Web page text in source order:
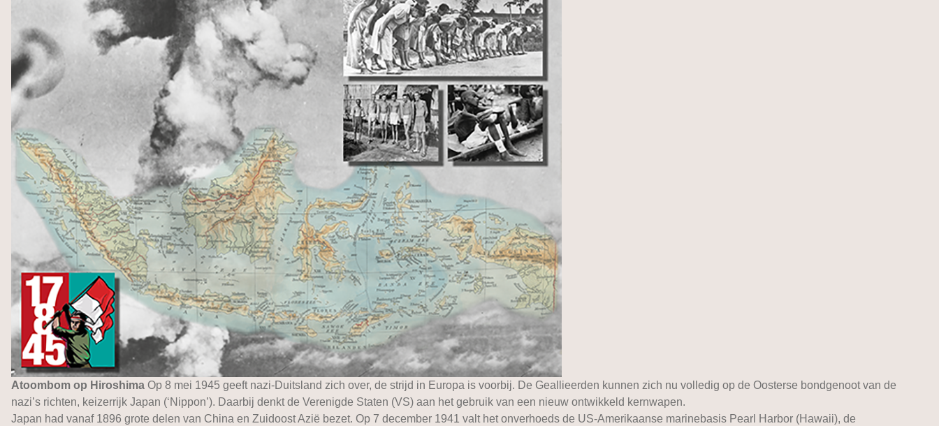
Atoombom op Hiroshima Op 8 mei 1945 geeft nazi-Duitsland zich over, de strijd in Europa is voorbij. De Geallieerden kunnen zich nu volledig op de Oosterse bondgenoot van de
nazi’s richten, keizerrijk Japan (‘Nippon’). Daarbij denkt de Verenigde Staten (VS) aan het gebruik van een nieuw ontwikkeld kernwapen.
Japan had vanaf 1896 grote delen van China en Zuidoost Azië bezet. Op 7 december 1941 valt het onverhoeds de US-Amerikaanse marinebasis Pearl Harbor (Hawaii), de